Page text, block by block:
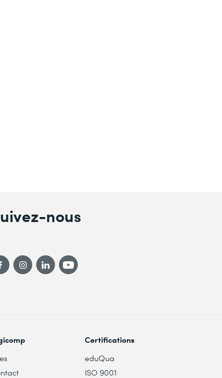
nous
Certifications
eduQua
ISO 9001